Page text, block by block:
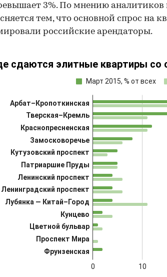
3%. По мнению аналитиков
тем, что основной спрос на
российские арендаторы.